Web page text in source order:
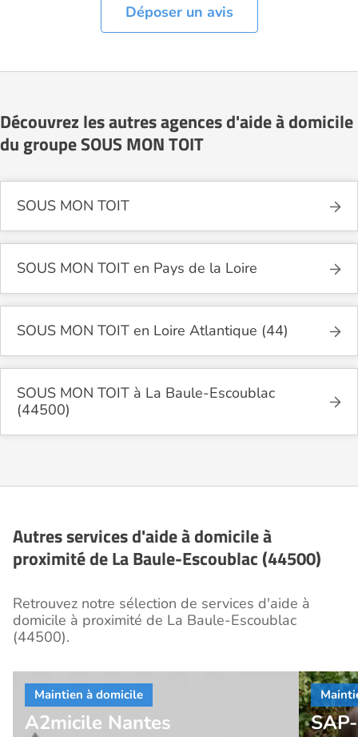
Déposer un avis
Découvrez les autres agences d'aide à domicile
du groupe SOUS MON TOIT
SOUS MON TOIT
SOUS MON TOIT en Pays de la Loire
SOUS MON TOIT en Loire Atlantique (44)
SOUS MON TOIT à La Baule-Escoublac
(44500)
Autres services d'aide à domicile à
proximité de La Baule-Escoublac (44500)
Retrouvez notre sélection de services d'aide à
domicile à proximité de La Baule-Escoublac
(44500).
A2micile Nantes